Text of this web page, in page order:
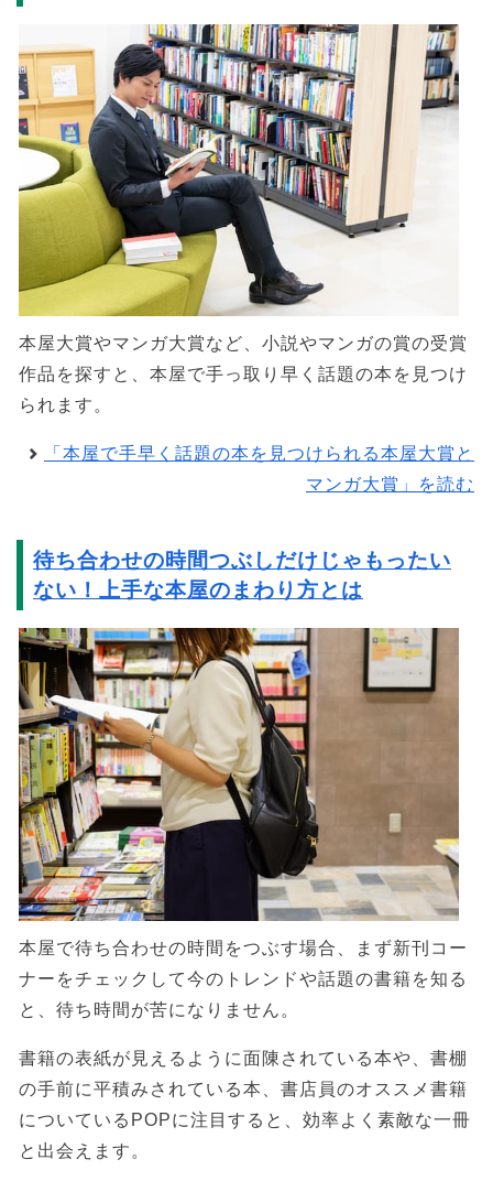
本屋大賞やマンガ大賞など、小説やマンガの賞の受賞
作品を探すと、本屋で手っ取り早く話題の本を見つけ
られます。
「本屋で手早く話題の本を見つけられる本屋大賞と
マンガ大賞」を読む
待ち合わせの時間つぶしだけじゃもったい
ない！上手な本屋のまわり方とは
本屋で待ち合わせの時間をつぶす場合、まず新刊コー
ナーをチェックして今のトレンドや話題の書籍を知る
と、待ち時間が苦になりません。
書籍の表紙が見えるように面陳されている本や、書棚
の手前に平積みされている本、書店員のオススメ書籍
についているPOPに注目すると、効率よく素敵な一冊
と出会えます。